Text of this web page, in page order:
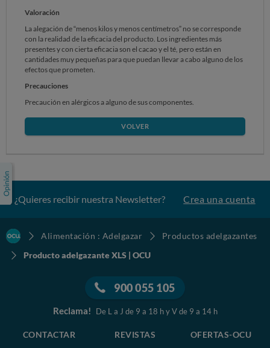
Valoración
La alegación de “menos kilos y menos centímetros” no se corresponde
con la realidad de la eficacia del producto. Los ingredientes más
presentes y con cierta eficacia son el cacao y el té, pero están en
cantidades muy pequeñas para que puedan llevar a cabo alguno de los
efectos que prometen.
Precauciones
Precaución en alérgicos a alguno de sus componentes.
VOLVER
¿Quieres recibir nuestra Newsletter? Crea una cuenta
Alimentación : Adelgazar
Productos adelgazantes
Producto adelgazante XLS | OCU
900 055 105
Reclama! De L a J de 9 a 18 h y V de 9 a 14 h
CONTACTAR REVISTAS OFERTAS-OCU